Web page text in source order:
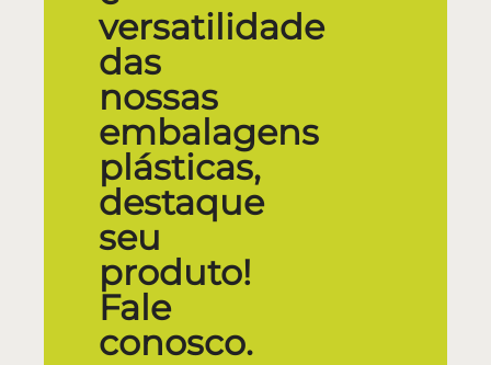
versatilidade
das
nossas
embalagens
plásticas,
destaque
seu
produto!
Fale
conosco.